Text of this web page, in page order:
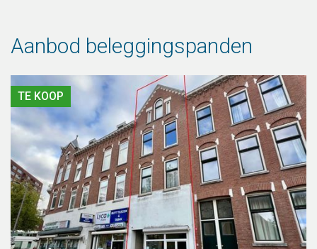
Aanbod beleggingspanden
TE KOOP